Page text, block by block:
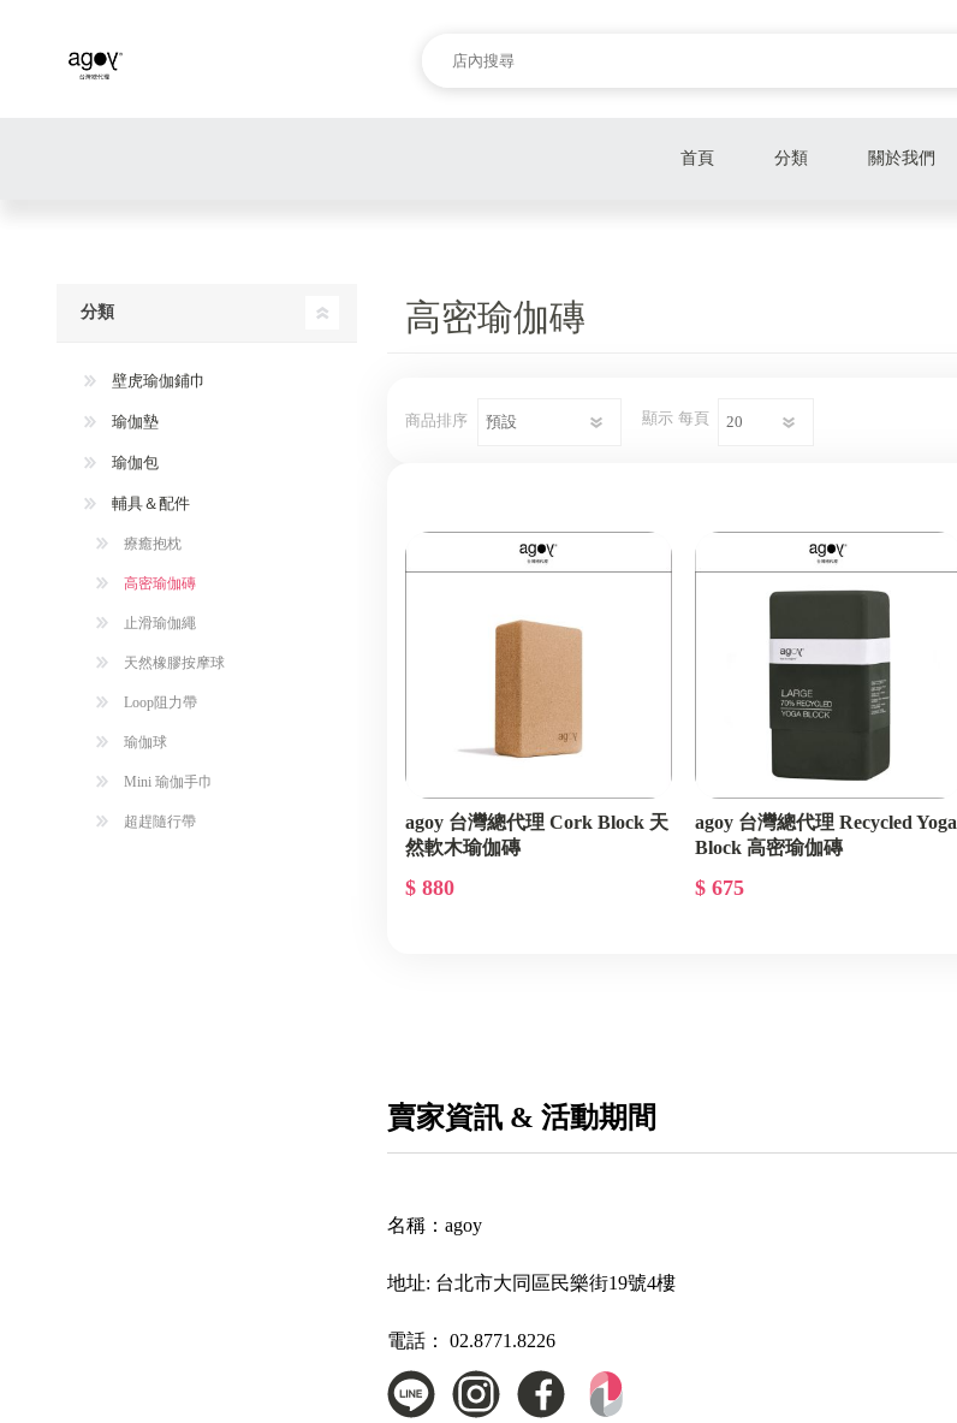
首頁 分類 關於我們
高密瑜伽磚
商品排序 顯示 每頁
agoy 台灣總代理 Cork Block 天
然軟木瑜伽磚
$ 880
agoy 台灣總代理 Recycled Yoga
Block 高密瑜伽磚
$ 675
賣家資訊 & 活動期間
名稱： agoy
地址: 台北市大同區民樂街19號4樓
電話： 02.8771.8226
分類
壁虎瑜伽鋪巾
瑜伽墊
瑜伽包
輔具＆配件
療癒抱枕
高密瑜伽磚
止滑瑜伽繩
天然橡膠按摩球
Loop阻力帶
瑜伽球
Mini 瑜伽手巾
超趕隨行帶